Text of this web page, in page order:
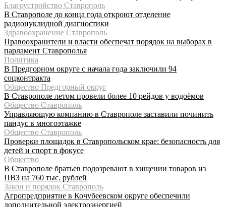
Благоустройство Ставрополь
В Ставрополе до конца года откроют отделение
радионуклидной диагностики
Здравоохранение Ставрополь
Правоохранители и власти обеспечат порядок на выборах в
парламент Ставрополья
Политика
В Предгорном округе с начала года заключили 94
соцконтракта
Общество Предгорный округ
В Ставрополе летом провели более 10 рейдов у водоёмов
Общество Ставрополь
Управляющую компанию в Ставрополе заставили починить
пандус в многоэтажке
Общество Ставрополь
Проверки площадок в Ставропольском крае: безопасность для
детей и спорт в фокусе
Общество
В Ставрополе братьев подозревают в хищении товаров из
ПВЗ на 760 тыс. рублей
Закон и порядок Ставрополь
Агропредприятие в Кочубеевском округе обеспечили
дополнительной электроэнергией